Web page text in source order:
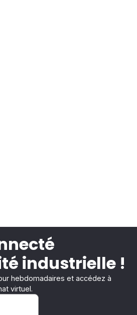
industrielle !
hebdomadaires et accédez à
virtuel.